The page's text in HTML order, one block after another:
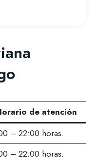
de atención
– 22:00 horas.
– 22:00 horas.